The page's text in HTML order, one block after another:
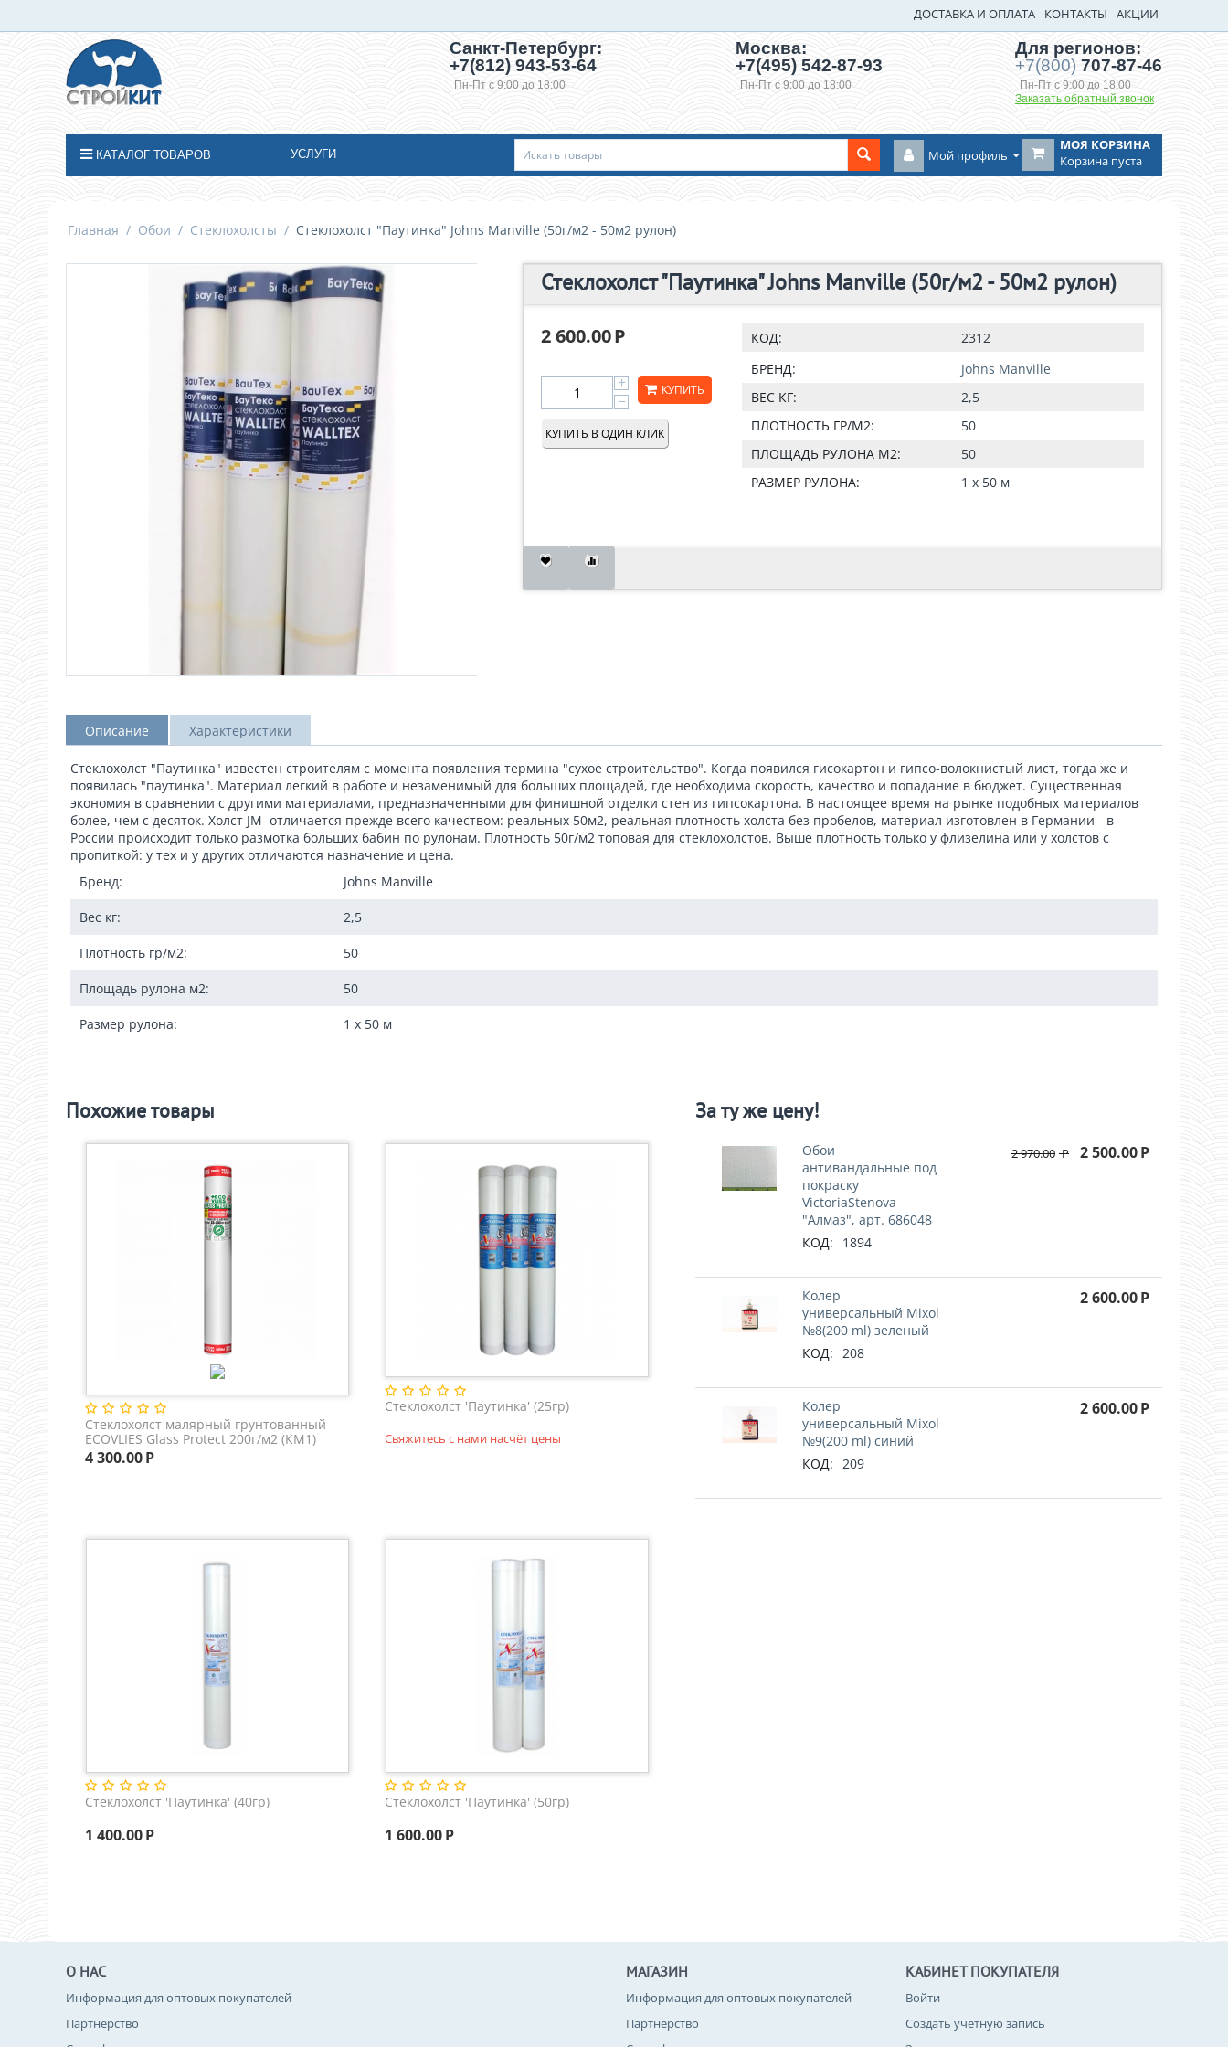
ДОСТАВКА И ОПЛАТА КОНТАКТЫ АКЦИИ
Санкт-Петербург:
+7(812) 943-53-64
Пн-Пт с 9:00 до 18:00
Москва:
+7(495)542-87-93
Пн-Пт с 9:00 до 18:00
Для регионов:
+7(800)707-87-46
Пн-Пт с 9:00 до 18:00
Заказать обратный звонок
КАТАЛОГ ТОВАРОВ УСЛУГИ
МОЯ КОРЗИНА
Корзина пуста
Мой профиль
Главная / Обои / Стеклохолсты / Стеклохолст "Паутинка" Johns Manville (50г/м2 - 50м2 рулон)
Стеклохолст "Паутинка" Johns Manville (50г/м2 - 50м2 рулон)
2 600.00Р
+
−
КУПИТЬ
КУПИТЬ В ОДИН КЛИК
КОД:
2312
БРЕНД:
Johns Manville
ВЕС КГ:
2,5
ПЛОТНОСТЬ ГР/М2:
50
ПЛОЩАДЬ РУЛОНА М2:
50
РАЗМЕР РУЛОНА:
1 x 50 м
Описание Характеристики
Стеклохолст "Паутинка" известен строителям с момента появления термина "сухое строительство". Когда появился гисокартон и гипсо-волокнистый лист, тогда же и
появилась "паутинка". Материал легкий в работе и незаменимый для больших площадей, где необходима скорость, качество и попадание в бюджет. Существенная
экономия в сравнении с другими материалами, предназначенными для финишной отделки стен из гипсокартона. В настоящее время на рынке подобных материалов
более, чем с десяток. Холст JM отличается прежде всего качеством: реальных 50м2, реальная плотность холста без пробелов, материал изготовлен в Германии - в
России происходит только размотка больших бабин по рулонам. Плотность 50г/м2 топовая для стеклохолстов. Выше плотность только у флизелина или у холстов с
пропиткой: у тех и у других отличаются назначение и цена.
Бренд:
Johns Manville
Вес кг: 2,5
Плотность гр/м2: 50
Площадь рулона м2: 50
Размер рулона: 1 x 50 м
Похожие товары
Стеклохолст малярный грунтованный
ECOVLIES Glass Protect 200г/м2 (КМ1)
4 300.00Р
Стеклохолст 'Паутинка' (25гр)
Свяжитесь с нами насчёт цены
Стеклохолст 'Паутинка' (40гр)
1 400.00Р
Стеклохолст 'Паутинка' (50гр)
1 600.00Р
За ту же цену!
Обои
антивандальные под
покраску
VictoriaStenova
"Алмаз", арт. 686048
КОД:
1894
2 970.00 Р 2 500.00Р
Колер
универсальный Mixol
№8(200 ml) зеленый
КОД: 208
2 600.00Р
Колер
универсальный Mixol
№9(200 ml) синий
КОД: 209
2 600.00Р
О НАС
Информация для оптовых покупателей
Партнерство
МАГАЗИН
Информация для оптовых покупателей
Партнерство
КАБИНЕТ ПОКУПАТЕЛЯ
Войти
Создать учетную запись